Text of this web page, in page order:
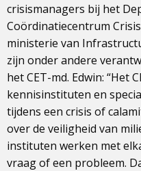
crisismanagers bij het
Coördinatiecentrum
ministerie van
zijn onder andere
het CET-md. Edwin: “Het
kennisinstituten en
tijdens een crisis of
over de veiligheid van
instituten werken met
vraag of een probleem.